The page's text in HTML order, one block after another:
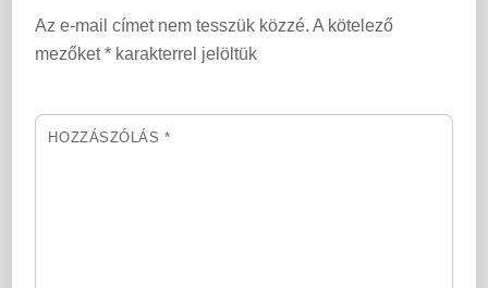
Az e-mail címet nem tesszük közzé. A kötelező
mezőket* karakterrel jelöltük
HOZZÁSZÓLÁS *